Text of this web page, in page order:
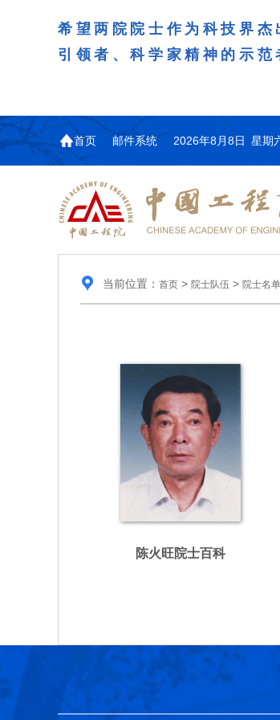
希望两院院士作为科技界
引领者、科学家精神的示
首页 邮件系统 2026年8月8日 星期
当前位置： 首页> 院士队伍 > 院士名单
陈火旺院士百科